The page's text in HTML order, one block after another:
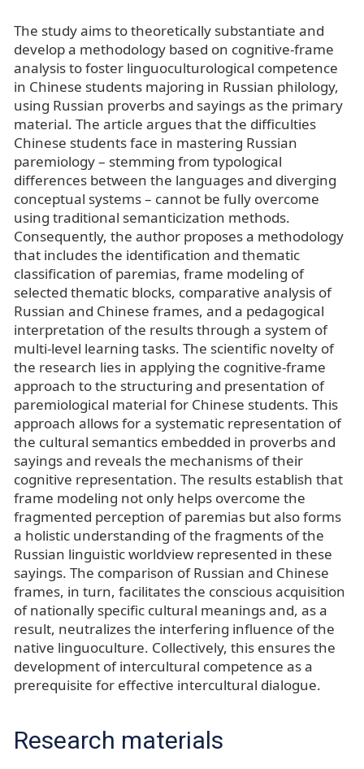
The study aims to theoretically substantiate and
develop a methodology based on cognitive-frame
analysis to foster linguoculturological competence
in Chinese students majoring in Russian philology,
using Russian proverbs and sayings as the primary
material. The article argues that the difficulties
Chinese students face in mastering Russian
paremiology – stemming from typological
differences between the languages and diverging
conceptual systems – cannot be fully overcome
using traditional semanticization methods.
Consequently, the author proposes a methodology
that includes the identification and thematic
classification of paremias, frame modeling of
selected thematic blocks, comparative analysis of
Russian and Chinese frames, and a pedagogical
interpretation of the results through a system of
multi-level learning tasks. The scientific novelty of
the research lies in applying the cognitive-frame
approach to the structuring and presentation of
paremiological material for Chinese students. This
approach allows for a systematic representation of
the cultural semantics embedded in proverbs and
sayings and reveals the mechanisms of their
cognitive representation. The results establish that
frame modeling not only helps overcome the
fragmented perception of paremias but also forms
a holistic understanding of the fragments of the
Russian linguistic worldview represented in these
sayings. The comparison of Russian and Chinese
frames, in turn, facilitates the conscious acquisition
of nationally specific cultural meanings and, as a
result, neutralizes the interfering influence of the
native linguoculture. Collectively, this ensures the
development of intercultural competence as a
prerequisite for effective intercultural dialogue.
Research materials